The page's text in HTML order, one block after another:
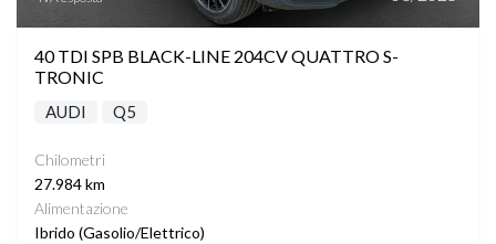
40 TDI SPB BLACK-LINE 204CV QUATTRO S-
TRONIC
AUDI Q5
Chilometri
27.984 km
Alimentazione
Ibrido (Gasolio/Elettrico)